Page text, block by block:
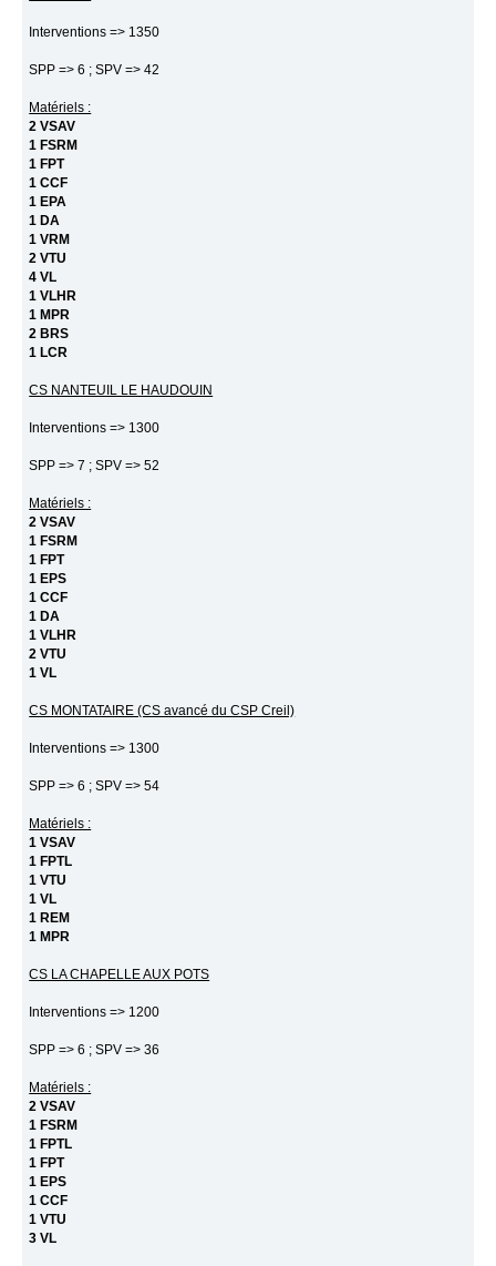
Interventions => 1350
SPP => 6 ; SPV => 42
Matériels :
2 VSAV
1 FSRM
1 FPT
1 CCF
1 EPA
1 DA
1 VRM
2 VTU
4 VL
1 VLHR
1 MPR
2 BRS
1 LCR
CS NANTEUIL LE HAUDOUIN
Interventions => 1300
SPP => 7 ; SPV => 52
Matériels :
2 VSAV
1 FSRM
1 FPT
1 EPS
1 CCF
1 DA
1 VLHR
2 VTU
1 VL
CS MONTATAIRE (CS avancé du CSP Creil)
Interventions => 1300
SPP => 6 ; SPV => 54
Matériels :
1 VSAV
1 FPTL
1 VTU
1 VL
1 REM
1 MPR
CS LA CHAPELLE AUX POTS
Interventions => 1200
SPP => 6 ; SPV => 36
Matériels :
2 VSAV
1 FSRM
1 FPTL
1 FPT
1 EPS
1 CCF
1 VTU
3 VL